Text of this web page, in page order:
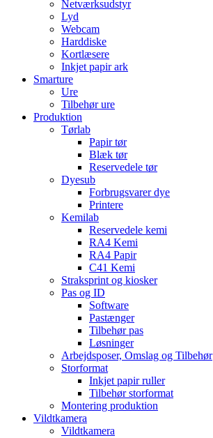
Netværksudstyr
Lyd
Webcam
Harddiske
Kortlæsere
Inkjet papir ark
Smarture
Ure
Tilbehør ure
Produktion
Tørlab
Papir tør
Blæk tør
Reservedele tør
Dyesub
Forbrugsvarer dye
Printere
Kemilab
Reservedele kemi
RA4 Kemi
RA4 Papir
C41 Kemi
Straksprint og kiosker
Pas og ID
Software
Pastænger
Tilbehør pas
Løsninger
Arbejdsposer, Omslag og Tilbehør
Storformat
Inkjet papir ruller
Tilbehør storformat
Montering produktion
Vildtkamera
Vildtkamera